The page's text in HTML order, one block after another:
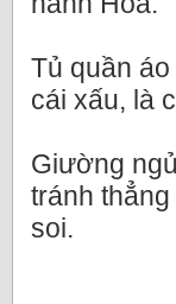
Tủ quần
cái xấu, là
Giường
tránh
soi.